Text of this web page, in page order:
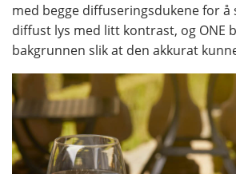
med begge diffuseringsdukene for å
diffust lys med litt kontrast, og ONE
bakgrunnen slik at den akkurat